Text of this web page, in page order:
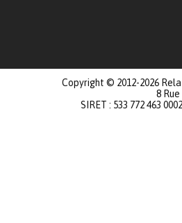
Copyright © 2012-2026
8
SIRET : 533 772 463